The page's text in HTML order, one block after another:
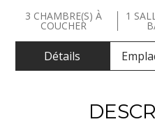
3 CHAMBRE(S) À
COUCHER
1
Détails